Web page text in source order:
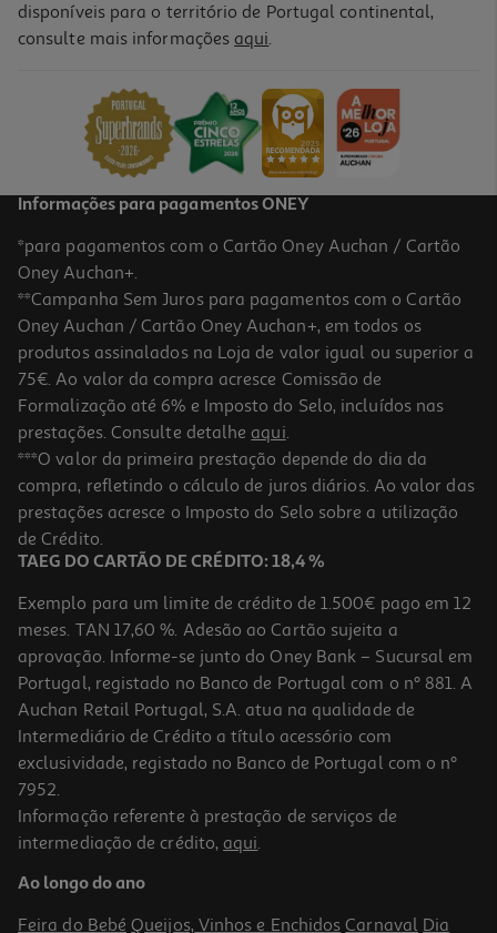
Auriculares Tws Qilive Q.1468 Purple
14,99 €
Auscultadores Energy Sistem Style 2 Violet Bluetooth Tws
14.99 €/un
14,99 €
3.8
Auriculares Jbl Wave Beam 2 Branco
79.99 €/un
disponíveis para o território de Portugal continental,
consulte mais informações aqui.
Informações para pagamentos ONEY
*para pagamentos com o Cartão Oney Auchan / Cartão
Oney Auchan+.
**Campanha Sem Juros para pagamentos com o Cartão
Oney Auchan / Cartão Oney Auchan+, em todos os
produtos assinalados na Loja de valor igual ou superior a
75€. Ao valor da compra acresce Comissão de
Formalização até 6% e Imposto do Selo, incluídos nas
prestações. Consulte detalhe aqui.
***O valor da primeira prestação depende do dia da
compra, refletindo o cálculo de juros diários. Ao valor das
prestações acresce o Imposto do Selo sobre a utilização
de Crédito.
TAEG DO CARTÃO DE CRÉDITO: 18,4 %
Exemplo para um limite de crédito de 1.500€ pago em 12
meses. TAN 17,60 %. Adesão ao Cartão sujeita a
aprovação. Informe-se junto do Oney Bank – Sucursal em
Portugal, registado no Banco de Portugal com o nº 881. A
Auchan Retail Portugal, S.A. atua na qualidade de
Intermediário de Crédito a título acessório com
exclusividade, registado no Banco de Portugal com o nº
7952.
Informação referente à prestação de serviços de
intermediação de crédito, aqui.
Ao longo do ano
Feira do Bebé Queijos, Vinhos e Enchidos Carnaval Dia